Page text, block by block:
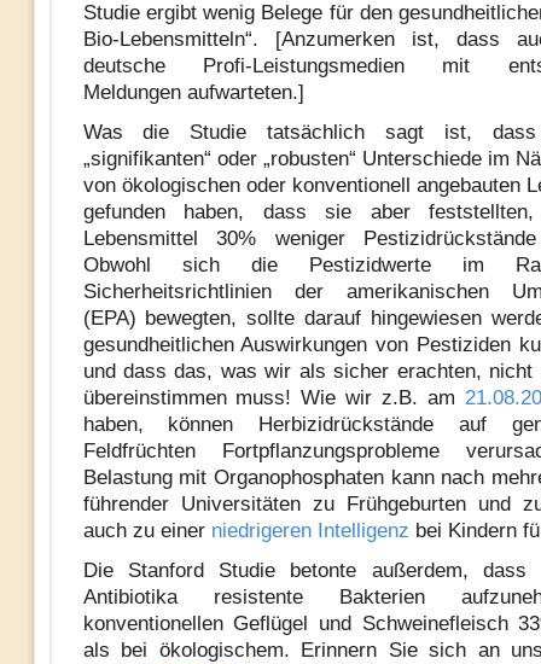
Studie ergibt wenig Belege für den
Bio-Lebensmitteln“. [Anzumerken ist, dass
deutsche Profi-Leistungsmedien mit
Meldungen aufwarteten.]
Was die Studie tatsächlich sagt ist,
„signifikanten“ oder „robusten“ Unterschiede im
von ökologischen oder konventionell angebauten
gefunden haben, dass sie aber
Lebensmittel 30% weniger
Obwohl sich die Pestizidwerte im
Sicherheitsrichtlinien der amerikanischen
(EPA) bewegten, sollte darauf hingewiesen
gesundheitlichen Auswirkungen von Pestiziden
und dass das, was wir als sicher erachten, nicht
übereinstimmen muss! Wie wir z.B. am
haben, können Herbizidrückstände auf
Feldfrüchten Fortpflanzungsprobleme
Belastung mit Organophosphaten kann nach
führender Universitäten zu Frühgeburten und
auch zu einer niedrigeren Intelligenz bei Kindern
Die Stanford Studie betonte außerdem, dass
Antibiotika resistente Bakterien
konventionellen Geflügel und Schweinefleisch
als bei ökologischem. Erinnern Sie sich an